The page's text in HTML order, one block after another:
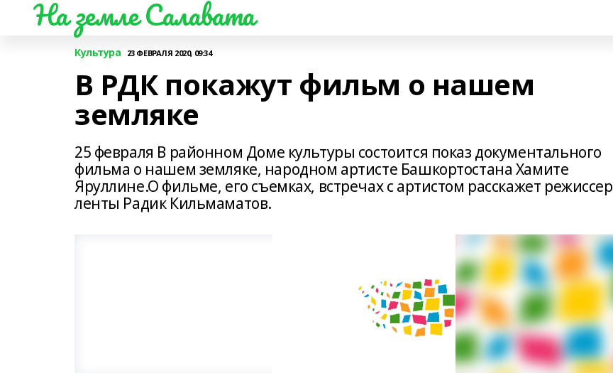
На земле Салавата
Культура 23 ФЕВРАЛЯ 2020, 09:34
В РДК покажут фильм о нашем
земляке
25 февраля В районном Доме культуры состоится показ документального
фильма о нашем земляке, народном артисте Башкортостана Хамите
Яруллине.О фильме, его съемках, встречах с артистом расскажет режиссер
ленты Радик Кильмаматов.